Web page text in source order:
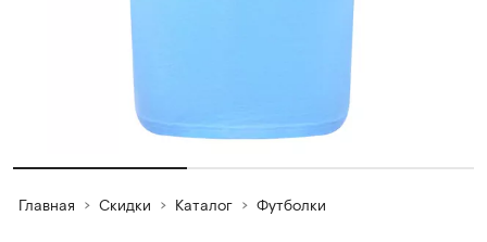
Главная Скидки Каталог Футболки